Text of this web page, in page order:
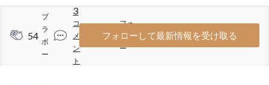
54
ブ
ラ
ボ
ー
3
コ
メ
ン
ト
41
フォ
ロワ
ー
フォローして最新情報を受け取る